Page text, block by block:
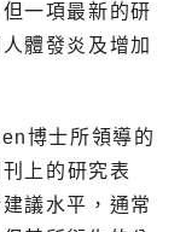
一項最新的研
體發炎及增加
博士所領導的
上的研究表
議水平，通常